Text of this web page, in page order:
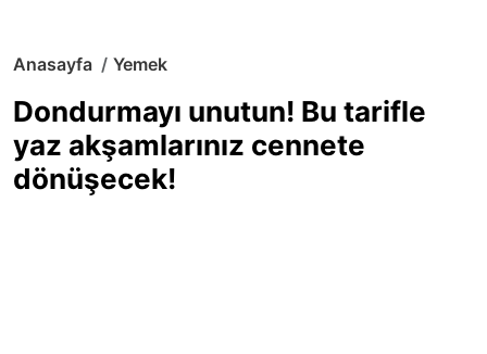
Anasayfa Yemek
Dondurmayı unutun! Bu tarifle
yaz akşamlarınız cennete
dönüşecek!